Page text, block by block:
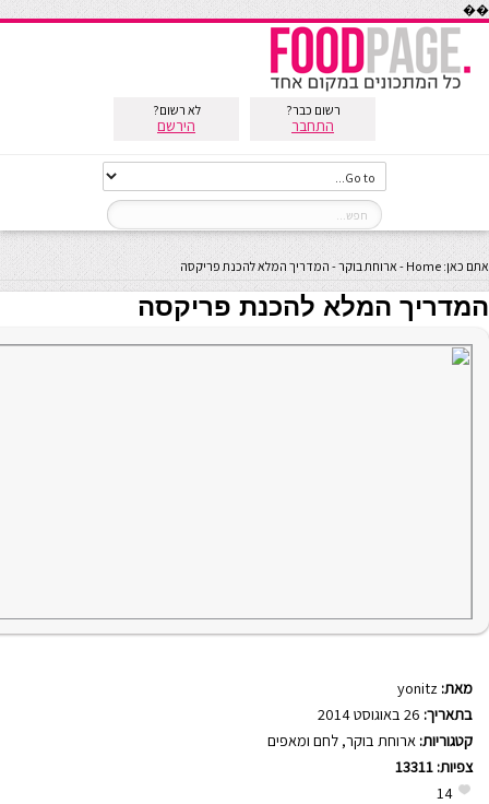
��
רשום כבר?
התחבר
לא רשום?
הירשם
אתם כאן: Home
- ארוחת בוקר- המדריך המלא להכנת פריקסה
המדריך המלא להכנת פריקסה
מאת: yonitz
בתאריך:
קטגוריות: ארוחת בוקר, לחם ומאפים
צפיות: 13311
14